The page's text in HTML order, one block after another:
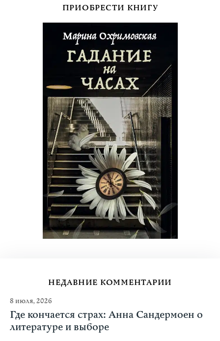
ПРИОБРЕСТИ КНИГУ
НЕДАВНИЕ КОММЕНТАРИИ
8 июля, 2026
Где кончается страх: Анна Сандермоен о
литературе и выборе